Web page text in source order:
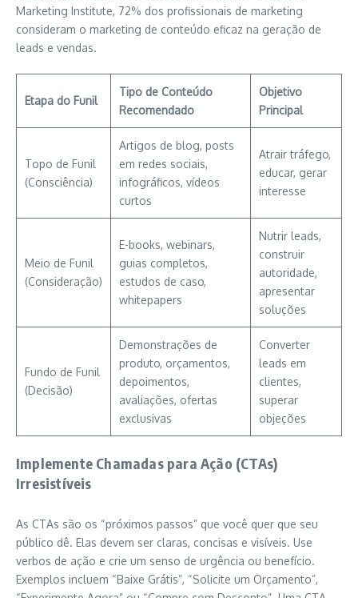
Marketing Institute, 72% dos profissionais de marketing
consideram o marketing de conteúdo eficaz na geração de
leads e vendas.
Etapa do Funil
Tipo de Conteúdo
Recomendado
Objetivo
Principal
Topo de Funil
(Consciência)
Artigos de blog, posts
em redes sociais,
infográficos, vídeos
curtos
Atrair tráfego,
educar, gerar
interesse
Meio de Funil
(Consideração)
E-books, webinars,
guias completos,
estudos de caso,
whitepapers
Nutrir leads,
construir
autoridade,
apresentar
soluções
Fundo de Funil
(Decisão)
Demonstrações de
produto, orçamentos,
depoimentos,
avaliações, ofertas
exclusivas
Converter
leads em
clientes,
superar
objeções
Implemente Chamadas para Ação (CTAs)
Irresistíveis
As CTAs são os “próximos passos” que você quer que seu
público dê. Elas devem ser claras, concisas e visíveis. Use
verbos de ação e crie um senso de urgência ou benefício.
Exemplos incluem “Baixe Grátis”, “Solicite um Orçamento”,